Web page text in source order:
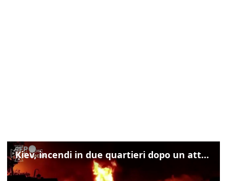
Kiev, incendi in due quartieri dopo un attacco russo